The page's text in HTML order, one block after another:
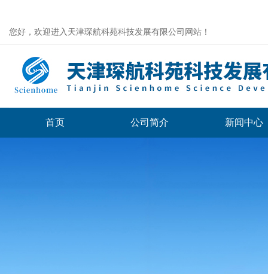
您好，欢迎进入天津琛航科苑科技发展有限公司网站！
首页 公司简介 新闻中心